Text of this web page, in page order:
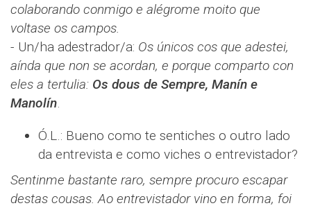
colaborando conmigo e alégrome moito que
voltase os campos.
- Un/ha adestrador/a: Os únicos cos que adestei,
aínda que non se acordan, e porque comparto con
eles a tertulia: Os dous de Sempre, Manín e
Manolín.
Ó.L.: Bueno como te sentiches o outro lado
da entrevista e como viches o entrevistador?
Sentinme bastante raro, sempre procuro escapar
destas cousas. Ao entrevistador vino en forma, foi